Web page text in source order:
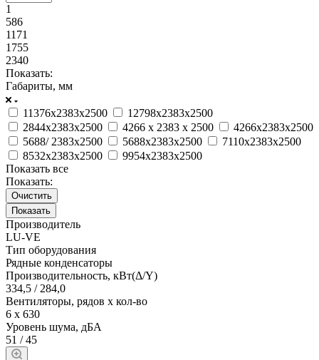
1
586
1171
1755
2340
Показать:
Габариты, мм
11376х2383х2500
12798х2383х2500
2844х2383х2500
4266 х 2383 х 2500
4266х2383х2500
5688/ 2383х2500
5688х2383х2500
7110х2383х2500
8532х2383х2500
9954х2383х2500
Показать все
Показать:
Очистить
Производитель
LU-VE
Тип оборудования
Рядные конденсаторы
Производительность, кВт(Δ/Y)
334,5 / 284,0
Вентиляторы, рядов х кол-во
6 х 630
Уровень шума, дБА
51 / 45